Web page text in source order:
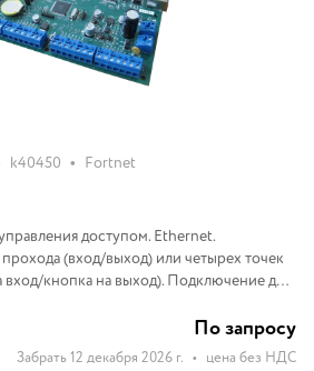
k40450 • Fortnet
доступом. Ethernet.
(вход/выход) или четырех точек
вход/кнопка на выход). Подключение до
По запросу
Забрать 12 декабря 2026 г. • цена без НДС